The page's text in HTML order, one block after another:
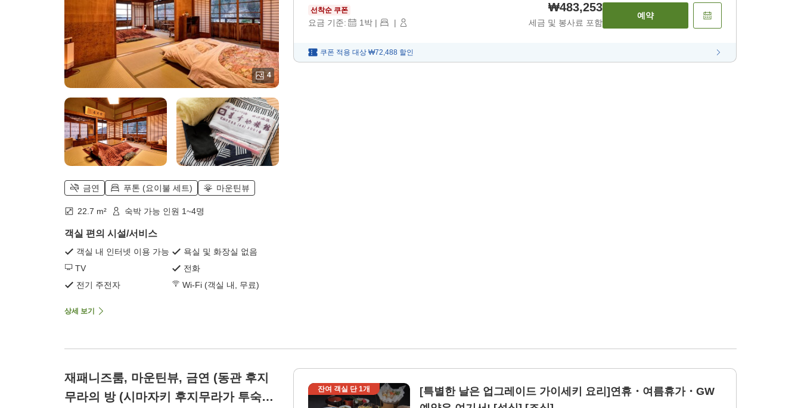
4
금연 푸톤 (요이불 세트) 마운틴뷰
22.7 m² 숙박 가능 인원 1~4명
객실 편의 시설/서비스
객실 내 인터넷 이용 가능
욕실 및 화장실 없음
TV
전화
전기 주전자
Wi-Fi (객실 내, 무료)
상세 보기
선착순 쿠폰
요금 기준: 1 박 | |
₩483,253
세금 및 봉사료 포함
예약
쿠폰 적용 대상 ₩72,488 할인
재패니즈룸, 마운틴뷰, 금연 (동관 후지
무라의 방 (시마자키 후지무라가 투숙했
잔여 객실 단1개
[특별한 날은 업그레이드 가이세키 요리]연휴・여름휴가・GW